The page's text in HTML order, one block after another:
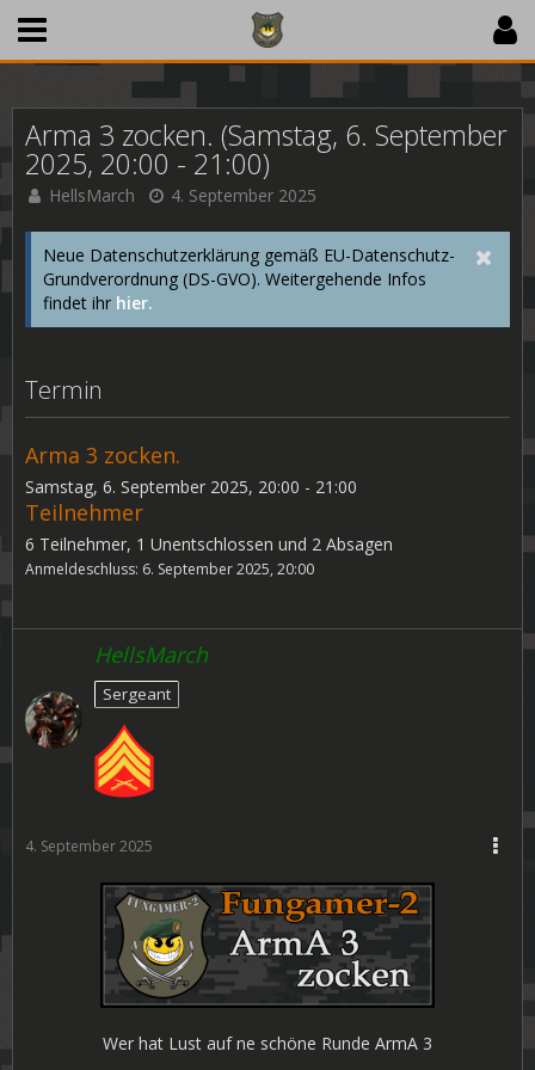
Arma 3 zocken. (Samstag, 6. September
2025, 20:00 - 21:00)
HellsMarch 4. September 2025
Neue Datenschutzerklärung gemäß EU-Datenschutz-
Grundverordnung (DS-GVO). Weitergehende Infos
findet ihr hier.
Termin
Arma 3 zocken.
Samstag, 6. September 2025, 20:00 - 21:00
Teilnehmer
6 Teilnehmer, 1 Unentschlossen und 2 Absagen
Anmeldeschluss: 6. September 2025, 20:00
HellsMarch
Sergeant
4. September 2025
Wer hat Lust auf ne schöne Runde ArmA 3